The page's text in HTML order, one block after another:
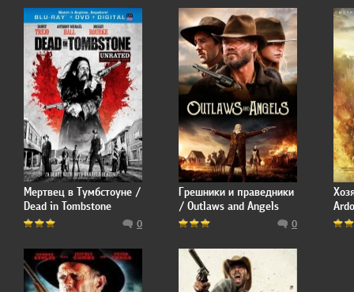
Мертвец в Тумбстоуне /
Dead in Tombstone
0
Грешники и праведники
/ Outlaws and Angels
0